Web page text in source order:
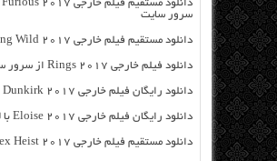
سرور سایت
دانلود مستقیم فیلم خارجی Running Wild 2017 از سرور سایت
دانلود فیلم خارجی Rings 2017 از سرور سایت
دانلود رایگان فیلم خارجی Dunkirk 2017 با لینک مستقیم
دانلود رایگان فیلم خارجی Eloise 2017 با لینک مستقیم
دانلود مستقیم فیلم خارجی Essex Heist 2017 از سرور سایت